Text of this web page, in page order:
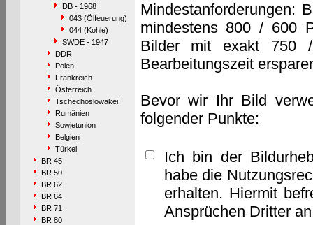
DB - 1968
043 (Ölfeuerung)
044 (Kohle)
SWDE - 1947
DDR
Polen
Frankreich
Österreich
Tschechoslowakei
Rumänien
Sowjetunion
Belgien
Türkei
BR 45
BR 50
BR 62
BR 64
BR 71
BR 80
Mindestanforderungen:
mindestens 800 / 600
Bilder mit exakt 750
Bearbeitungszeit
Bevor wir Ihr Bild
folgender Punkte:
Ich bin der
habe die
erhalten. Hiermit
Ansprüchen Dritter